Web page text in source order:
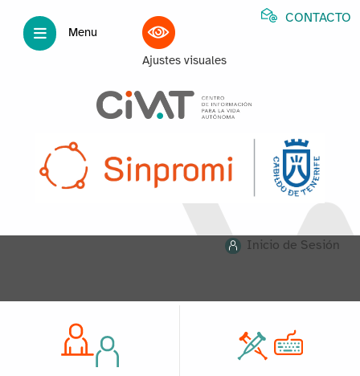
Menu
Ajustes visuales
CONTACTO
Inicio de Sesión